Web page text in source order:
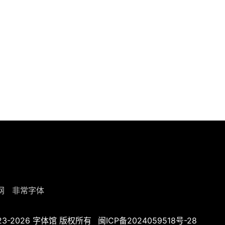
非常字体
2026 字体馆 版权所有 闽ICP备2024059518号-28